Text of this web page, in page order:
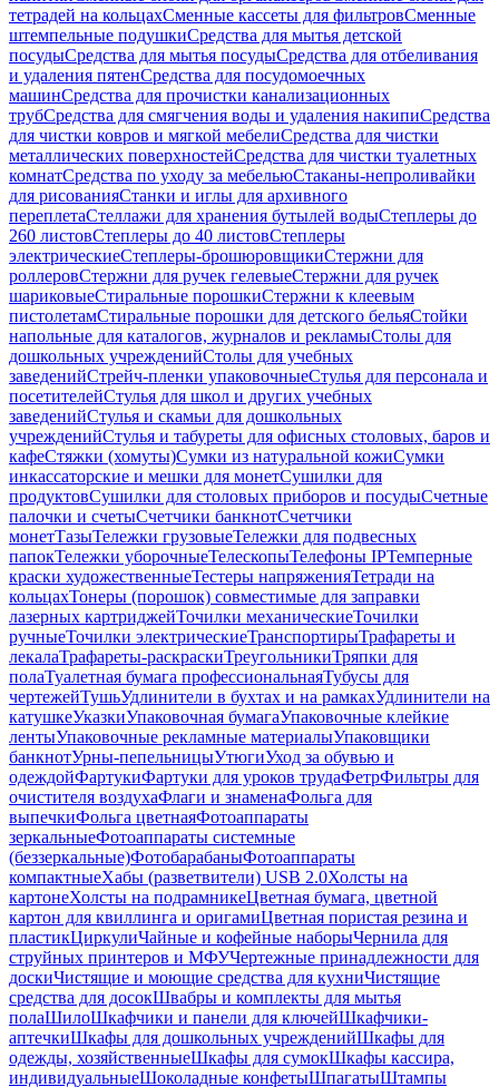
тетрадей на кольцахСменные кассеты для фильтровСменные
штемпельные подушкиСредства для мытья детской
посудыСредства для мытья посудыСредства для отбеливания
и удаления пятенСредства для посудомоечных
машинСредства для прочистки канализационных
трубСредства для смягчения воды и удаления накипиСредства
для чистки ковров и мягкой мебелиСредства для чистки
металлических поверхностейСредства для чистки туалетных
комнатСредства по уходу за мебельюСтаканы-непроливайки
для рисованияСтанки и иглы для архивного
переплетаСтеллажи для хранения бутылей водыСтеплеры до
260 листовСтеплеры до 40 листовСтеплеры
электрическиеСтеплеры-брошюровщикиСтержни для
роллеровСтержни для ручек гелевыеСтержни для ручек
шариковыеСтиральные порошкиСтержни к клеевым
пистолетамСтиральные порошки для детского бельяСтойки
напольные для каталогов, журналов и рекламыСтолы для
дошкольных учрежденийСтолы для учебных
заведенийСтрейч-пленки упаковочныеСтулья для персонала и
посетителейСтулья для школ и других учебных
заведенийСтулья и скамьи для дошкольных
учрежденийСтулья и табуреты для офисных столовых, баров и
кафеСтяжки (хомуты)Сумки из натуральной кожиСумки
инкассаторские и мешки для монетСушилки для
продуктовСушилки для столовых приборов и посудыСчетные
палочки и счетыСчетчики банкнотСчетчики
монетТазыТележки грузовыеТележки для подвесных
папокТележки уборочныеТелескопыТелефоны IPТемперные
краски художественныеТестеры напряженияТетради на
кольцахТонеры (порошок) совместимые для заправки
лазерных картриджейТочилки механическиеТочилки
ручныеТочилки электрическиеТранспортирыТрафареты и
лекалаТрафареты-раскраскиТреугольникиТряпки для
полаТуалетная бумага профессиональнаяТубусы для
чертежейТушьУдлинители в бухтах и на рамкахУдлинители на
катушкеУказкиУпаковочная бумагаУпаковочные клейкие
лентыУпаковочные рекламные материалыУпаковщики
банкнотУрны-пепельницыУтюгиУход за обувью и
одеждойФартукиФартуки для уроков трудаФетрФильтры для
очистителя воздухаФлаги и знаменаФольга для
выпечкиФольга цветнаяФотоаппараты
зеркальныеФотоаппараты системные
(беззеркальные)ФотобарабаныФотоаппараты
компактныеХабы (разветвители) USB 2.0Холсты на
картонеХолсты на подрамникеЦветная бумага, цветной
картон для квиллинга и оригамиЦветная пористая резина и
пластикЦиркулиЧайные и кофейные наборыЧернила для
струйных принтеров и МФУЧертежные принадлежности для
доскиЧистящие и моющие средства для кухниЧистящие
средства для досокШвабры и комплекты для мытья
полаШилоШкафчики и панели для ключейШкафчики-
аптечкиШкафы для дошкольных учрежденийШкафы для
одежды, хозяйственныеШкафы для сумокШкафы кассира,
индивидуальныеШоколадные конфетыШпагатыШтампы